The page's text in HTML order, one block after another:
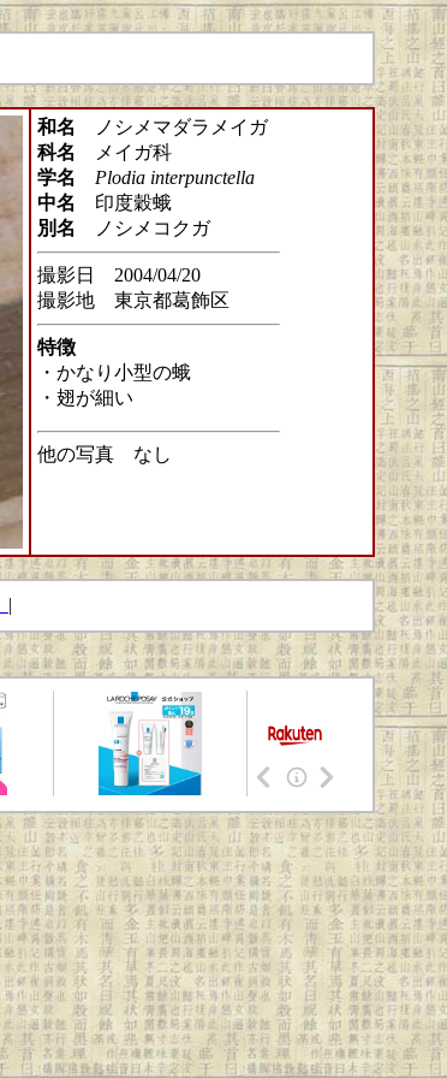
和名
ノシメマダラメイガ
科名
メイガ科
学名
Plodia interpunctella
中名
印度穀蛾
別名
ノシメコクガ
撮影日 2004/04/20
撮影地 東京都葛飾区
特徴
・かなり小型の蛾
・翅が細い
他の写真 なし
|